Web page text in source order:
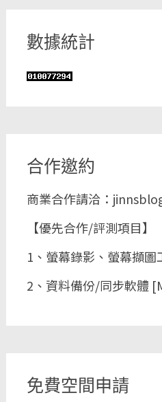
數據統計
合作邀約
商業合作請洽：
【優先合作/評測項目】
1、螢幕錄影、螢幕擷圖
2、資料備份/同步軟體
免費空間申請